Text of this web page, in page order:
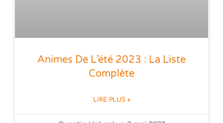
Animes De L’été 2023 : La Liste
Complète
LIRE PLUS »